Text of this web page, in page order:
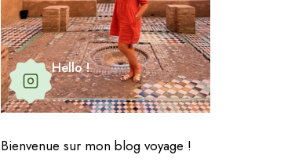
Hello !
Bienvenue sur mon blog voyage !